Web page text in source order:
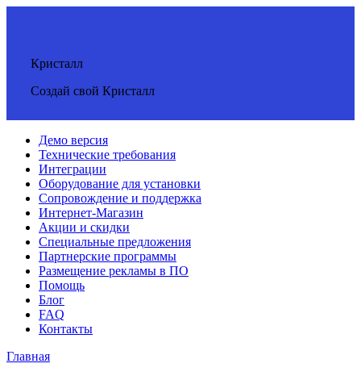
Кристалл
Создай свой Кристалл
Демо версия
Технические требования
Интеграции
Оборудование для установки
Сопровождение и поддержка
Интернет-Магазин
Акции и скидки
Специальные предложения
Партнерские программы
Размещение рекламы в ПО
Помощь
Блог
FAQ
Контакты
Главная